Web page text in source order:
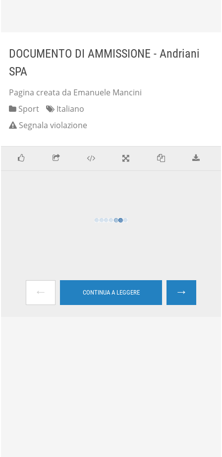
DOCUMENTO DI AMMISSIONE - Andriani
SPA
Pagina creata da Emanuele Mancini
Sport
Italiano
Segnala violazione
← CONTINUA A LEGGERE →